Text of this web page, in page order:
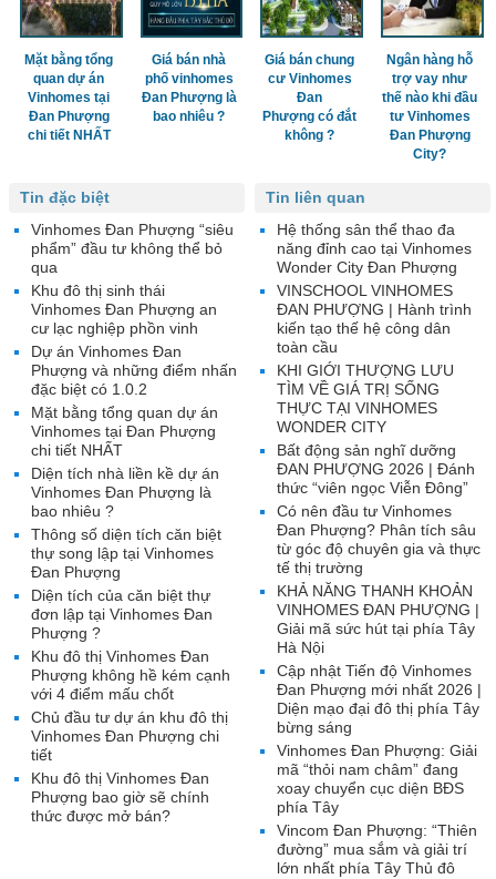
Mặt bằng tổng
quan dự án
Vinhomes tại
Đan Phượng
chi tiết NHẤT
Giá bán nhà
phố vinhomes
Đan Phượng là
bao nhiêu ?
Giá bán chung
cư Vinhomes
Đan
Phượng có đắt
không ?
Ngân hàng hỗ
trợ vay như
thế nào khi đầu
tư Vinhomes
Đan Phượng
City?
Tin liên quan
Hệ thống sân thể thao đa
năng đỉnh cao tại Vinhomes
Wonder City Đan Phượng
VINSCHOOL VINHOMES
ĐAN PHƯỢNG | Hành trình
kiến tạo thế hệ công dân
toàn cầu
KHI GIỚI THƯỢNG LƯU
TÌM VỀ GIÁ TRỊ SỐNG
THỰC TẠI VINHOMES
WONDER CITY
Bất động sản nghĩ dưỡng
ĐAN PHƯỢNG 2026 | Đánh
thức “viên ngọc Viễn Đông”
Có nên đầu tư Vinhomes
Đan Phượng? Phân tích sâu
từ góc độ chuyên gia và thực
tế thị trường
KHẢ NĂNG THANH KHOẢN
VINHOMES ĐAN PHƯỢNG |
Giải mã sức hút tại phía Tây
Hà Nội
Cập nhật Tiến độ Vinhomes
Đan Phượng mới nhất 2026 |
Diện mạo đại đô thị phía Tây
bừng sáng
Vinhomes Đan Phượng: Giải
mã “thỏi nam châm” đang
xoay chuyển cục diện BĐS
phía Tây
Vincom Đan Phượng: “Thiên
đường” mua sắm và giải trí
lớn nhất phía Tây Thủ đô
Tin đặc biệt
Vinhomes Đan Phượng “siêu
phẩm” đầu tư không thể bỏ
qua
Khu đô thị sinh thái
Vinhomes Đan Phượng an
cư lạc nghiệp phồn vinh
Dự án Vinhomes Đan
Phượng và những điểm nhấn
đặc biệt có 1.0.2
Mặt bằng tổng quan dự án
Vinhomes tại Đan Phượng
chi tiết NHẤT
Diện tích nhà liền kề dự án
Vinhomes Đan Phượng là
bao nhiêu ?
Thông số diện tích căn biệt
thự song lập tại Vinhomes
Đan Phượng
Diện tích của căn biệt thự
đơn lập tại Vinhomes Đan
Phượng ?
Khu đô thị Vinhomes Đan
Phượng không hề kém cạnh
với 4 điểm mấu chốt
Chủ đầu tư dự án khu đô thị
Vinhomes Đan Phượng chi
tiết
Khu đô thị Vinhomes Đan
Phượng bao giờ sẽ chính
thức được mở bán?